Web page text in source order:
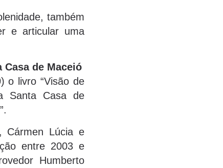
também
e articular uma
de Maceió
o livro “Visão de
Santa Casa de
Cármen Lúcia e
entre 2003 e
Humberto